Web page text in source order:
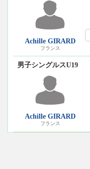
Achille GIRARD
フランス
男子シングルスU19
Achille GIRARD
フランス